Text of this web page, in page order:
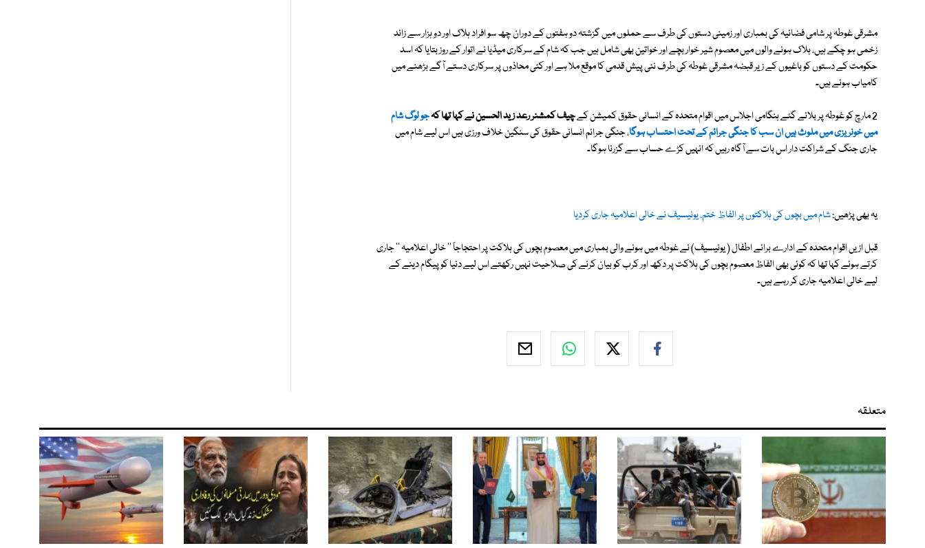
مشرقی غوطہ پر شامی فضائیہ کی بمباری اور زمینی دستوں کی طرف سے حملوں میں گزشتہ دو ہفتوں کے دوران چھ سو افراد ہلاک اور دو ہزار سے زائد
زخمی ہو چکے ہیں، ہلاک ہونے والوں میں معصوم شیر خوار بچے اور خواتین بھی شامل ہیں جب کہ شام کے سرکاری میڈیا نے اتوار کے روز بتایا کہ اسد
حکومت کے دستوں کو باغیوں کے زیر قبضہ مشرقی غوطہ کی طرف نئی پیش قدمی کا موقع ملا ہے اور کئی محاذوں پر سرکاری دستے آگے بڑھنے میں
کامیاب ہوئے ہیں۔
2 مارچ کو غوطہ پر بلائے گئے ہنگامی اجلاس میں اقوام متحدہ کے انسانی حقوق کمیشن کے چیف کمشنر رعد زيد الحسين نے کہا تھا کہجو لوگ شام
میں خونریزی میں ملوث ہیں ان سب کا جنگی جرائم کے تحت احتساب ہوگا، جنگی جرائم انسانی حقوق کی سنگین خلاف ورزی ہیں اس لیے شام میں
جاری جنگ کے شراکت دار اس بات سے آگاہ رہیں کہ انہیں کڑے حساب سے گزرنا ہوگا۔
یہ بھی پڑھیں:شام میں بچوں کی ہلاکتوں پر الفاظ ختم، یونیسیف نے خالی اعلامیہ جاری کردیا
قبل ازیں اقوام متحدہ کے ادارے برائے اطفال ( یونیسیف) نے غوطہ میں ہونے والی بمباری میں معصوم بچوں کی ہلاکت پر احتجاجاً '' خالی اعلامیہ '' جاری
کرتے ہوئے کہا تھا کہ کوئی بھی الفاظ معصوم بچوں کی ہلاکت پر دکھ اور کرب کو بیان کرنے کی صلاحیت نہیں رکھتے اس لیے دنیا کو پیگام دینے کے
لیے خالی اعلامیہ جاری کر رہے ہیں۔
متعلقہ